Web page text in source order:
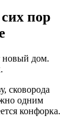
пор
новый дом.
сковорода
одним
конфорка.